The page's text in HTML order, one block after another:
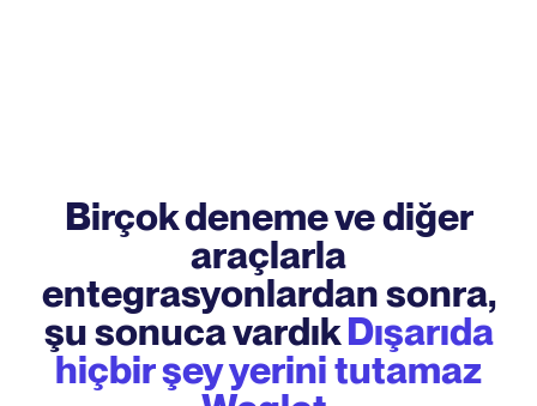
Birçok deneme ve diğer
araçlarla
entegrasyonlardan sonra,
şu sonuca vardıkDışarıda
hiçbir şey yerini tutamaz